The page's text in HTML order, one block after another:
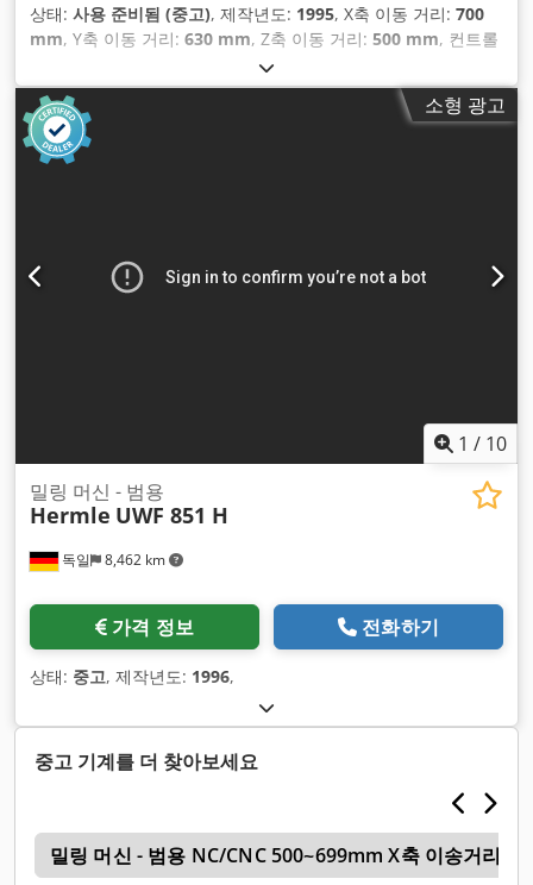
상태: 사용 준비됨 (중고), 제작년도: 1995, X축 이동 거리: 700
mm, Y축 이동 거리: 630 mm, Z축 이동 거리: 500 mm, 컨트롤
, 컨트롤러 모델:
속도 (최대):4,200 rpm, 축 수:3,
소형 광고
1 / 10
독일 8,462 km
밀링 머신 - 범용
Hermle UWF 851 H
가격 정보 전화하기
상태: 중고, 제작년도: 1996,
중고 기계를 더 찾아보세요
밀링 머신 - 범용 NC/CNC 500~699mm X축 이송거리